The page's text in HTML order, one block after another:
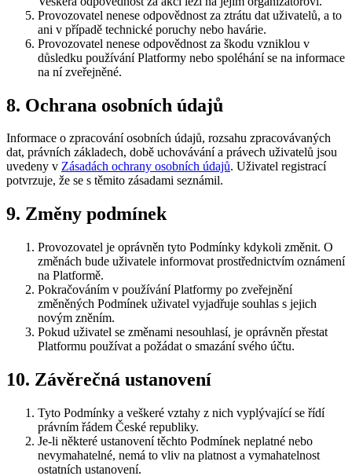
Provozovatel nenese odpovědnost za ztrátu dat uživatelů, a to
ani v případě technické poruchy nebo havárie.
Provozovatel nenese odpovědnost za škodu vzniklou v
důsledku používání Platformy nebo spoléhání se na informace
na ní zveřejněné.
8. Ochrana osobních údajů
Informace o zpracování osobních údajů, rozsahu zpracovávaných
dat, právních základech, době uchovávání a právech uživatelů jsou
uvedeny v Zásadách ochrany osobních údajů. Uživatel registrací
potvrzuje, že se s těmito zásadami seznámil.
9. Změny podmínek
Provozovatel je oprávněn tyto Podmínky kdykoli změnit. O
změnách bude uživatele informovat prostřednictvím oznámení
na Platformě.
Pokračováním v používání Platformy po zveřejnění
změněných Podmínek uživatel vyjadřuje souhlas s jejich
novým zněním.
Pokud uživatel se změnami nesouhlasí, je oprávněn přestat
Platformu používat a požádat o smazání svého účtu.
10. Závěrečná ustanovení
Tyto Podmínky a veškeré vztahy z nich vyplývající se řídí
právním řádem České republiky.
Je-li některé ustanovení těchto Podmínek neplatné nebo
nevymahatelné, nemá to vliv na platnost a vymahatelnost
ostatních ustanovení.